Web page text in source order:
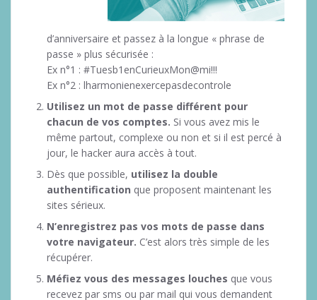
d’anniversaire et passez à la longue « phrase de
passe » plus sécurisée :
Ex n°1 : #Tuesb1enCurieuxMon@mi!!!
Ex n°2 : lharmonienexercepasdecontrole
Utilisez un mot de passe différent pour
chacun de vos comptes. Si vous avez mis le
même partout, complexe ou non et si il est percé à
jour, le hacker aura accès à tout.
Dès que possible, utilisez la double
authentification que proposent maintenant les
sites sérieux.
N’enregistrez pas vos mots de passe dans
votre navigateur. C’est alors très simple de les
récupérer.
Méfiez vous des messages louches que vous
recevez par sms ou par mail qui vous demandent